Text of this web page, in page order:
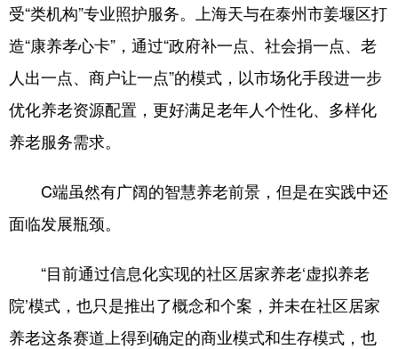
受“类机构”专业照护服务。上海天与在泰州市姜堰区打
造“康养孝心卡”，通过“政府补一点、社会捐一点、老
人出一点、商户让一点”的模式，以市场化手段进一步
优化养老资源配置，更好满足老年人个性化、多样化
养老服务需求。
C端虽然有广阔的智慧养老前景，但是在实践中还
面临发展瓶颈。
“目前通过信息化实现的社区居家养老‘虚拟养老
院’模式，也只是推出了概念和个案，并未在社区居家
养老这条赛道上得到确定的商业模式和生存模式，也